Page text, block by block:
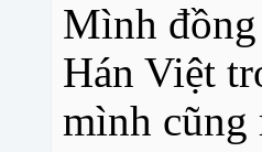
Mình
Hán Việt
mình cũng